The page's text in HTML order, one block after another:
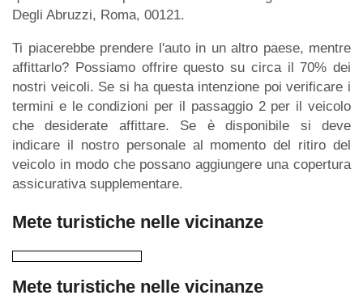
Degli Abruzzi, Roma, 00121.
Ti piacerebbe prendere l'auto in un altro paese, mentre
affittarlo? Possiamo offrire questo su circa il 70% dei
nostri veicoli. Se si ha questa intenzione poi verificare i
termini e le condizioni per il passaggio 2 per il veicolo
che desiderate affittare. Se è disponibile si deve
indicare il nostro personale al momento del ritiro del
veicolo in modo che possano aggiungere una copertura
assicurativa supplementare.
Mete turistiche nelle vicinanze
Mete turistiche nelle vicinanze